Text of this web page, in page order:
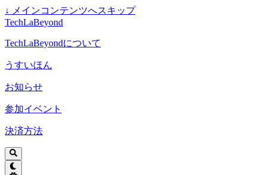
↓ メインコンテンツへスキップ
TechLaBeyond
TechLaBeyondについて
うすいほん
お知らせ
参加イベント
決済方法